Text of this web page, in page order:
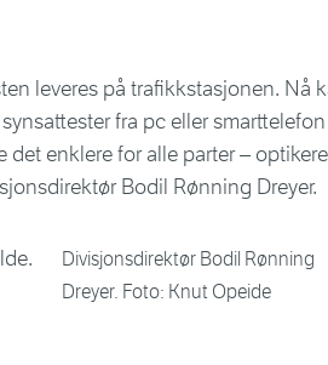
leveres på trafikkstasjonen. Nå
fra pc eller
enklere for alle parter –
Bodil Rønning Dreyer.
Divisjonsdirektør Bodil Rønning
Dreyer. Foto: Knut Opeide